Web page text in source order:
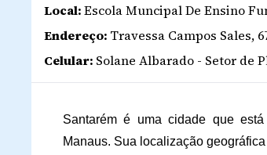
Local:Escola Muncipal De Ensino
Endereço: Travessa Campos Sales,
Celular: Solane Albarado - Setor de
Santarém é uma cidade que
Manaus. Sua localização